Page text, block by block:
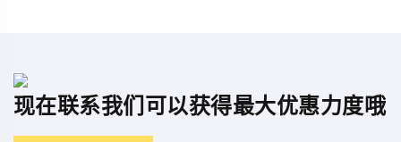
现在联系我们可以获得最大优惠力度哦